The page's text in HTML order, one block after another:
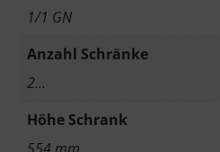
1/1 GN
Anzahl Schränke
2…
Höhe Schrank
554 mm…